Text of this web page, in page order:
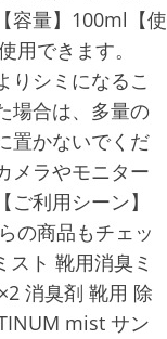
容量】100ml【使
できます。
りシミになるこ
場合は、多量の
置かないでくだ
メラやモニター
利用シーン】
の商品もチェッ
ト 靴用消臭ミ
消臭剤 靴用 除
mist サン